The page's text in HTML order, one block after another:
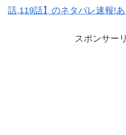
話,119話】のネタバレ速報!
スポンサー